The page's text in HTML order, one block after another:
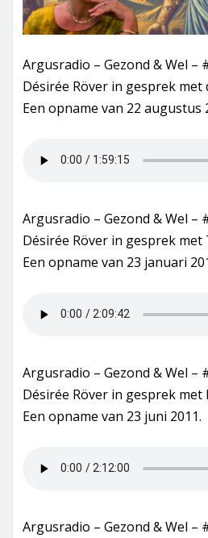
Argusradio – Gezond & Wel –
Désirée Röver in gesprek met
Een opname van 22 augustus
Argusradio – Gezond & Wel –
Désirée Röver in gesprek met
Een opname van 23 januari
Argusradio – Gezond & Wel –
Désirée Röver in gesprek met
Een opname van 23 juni 2011.
Argusradio – Gezond & Wel –